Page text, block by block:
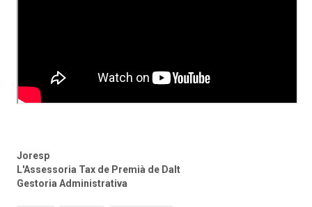
Joresp
L'Assessoria Tax de Premià de Dalt
Gestoria Administrativa